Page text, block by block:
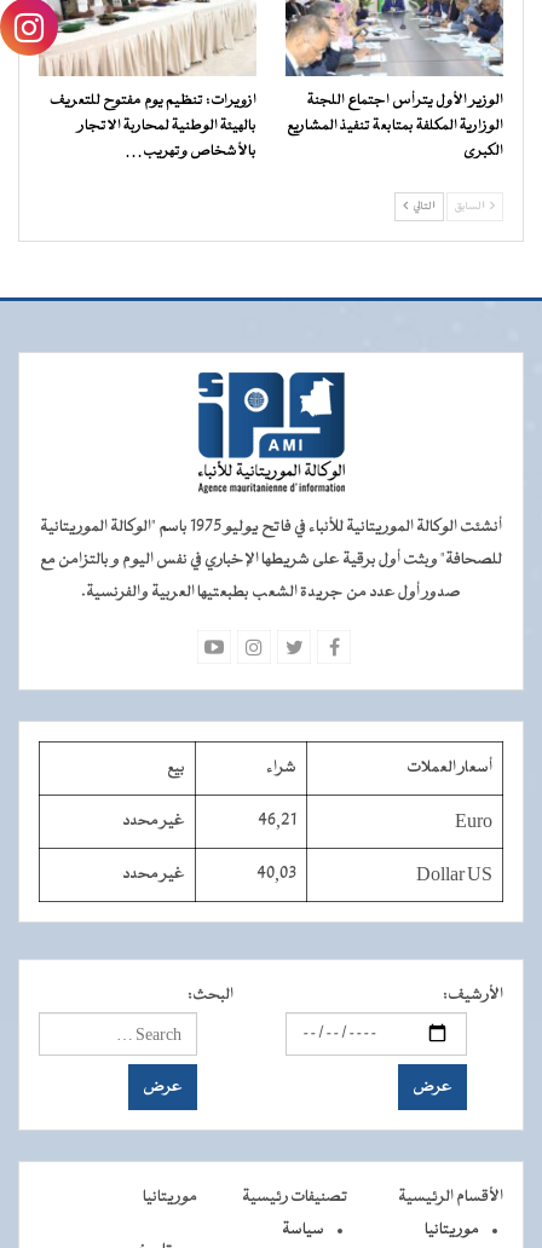
الوزير الأول يترأس اجتماع اللجنة
الوزارية المكلفة بمتابعة تنفيذ المشاريع
الكبرى
ازويرات: تنظيم يوم مفتوح للتعريف
بالهيئة الوطنية لمحاربة الاتجار
بالأشخاص وتهريب…
السابق التالي
أنشئت الوكالة الموريتانية للأنباء في فاتح يوليو 1975 باسم "الوكالة الموريتانية
للصحافة" وبثت أول برقية على شريطها الإخباري في نفس اليوم و بالتزامن مع
صدور أول عدد من جريدة الشعب بطبعتيها العربية والفرنسية.
أسعار العملات شراء بيع
Euro
46,21 غير محدد
Dollar US
40,03 غير محدد
الأرشيف: البحث:
الأقسام الرئيسية تصنيفات رئيسية
موريتانيا
موريتانيا
سياسة